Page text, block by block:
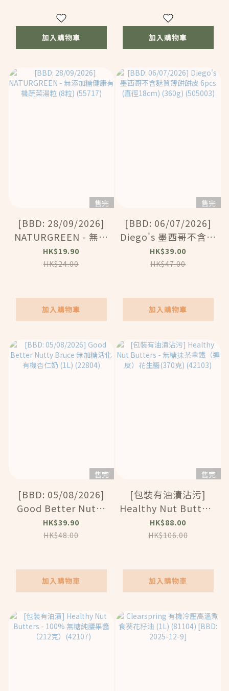
(12604)
加入購物車 加入購物車
售完
[BBD: 28/09/2026]
NATURGREEN - 無添
加糖健康有機蔬菜湯粒
(8粒) (55717)
HK$19.90
HK$24.00
加入購物車
售完
[BBD: 06/07/2026]
Diego's 墨西哥不含麩
質薄餅餅皮 6pcs (直
徑18cm) (360g)
HK$39.00
HK$47.00
加入購物車
售完
[BBD: 05/08/2026]
Good Better Nutty
Bruce 無加糖活化有
機杏仁奶 (1L)
HK$39.90
HK$48.00
加入購物車
售完
[包裝有油漬沾污]
Healthy Nut Butters
- 無糖抺茶拿鐵（連
皮）花生醬(370克)
HK$88.00
HK$106.00
加入購物車